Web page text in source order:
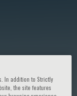
In addition to Strictly
the site features